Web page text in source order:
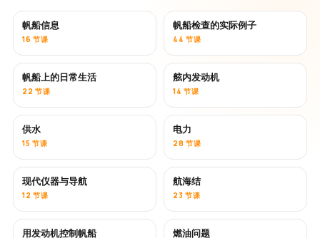
帆船信息
16 节课
帆船检查的实际例子
44 节课
帆船上的日常生活
22 节课
舷内发动机
14 节课
供水
15 节课
电力
28 节课
现代仪器与导航
12 节课
航海结
23 节课
用发动机控制帆船 燃油问题